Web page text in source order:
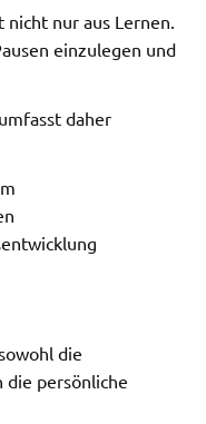
nur aus Lernen.
einzulegen und
daher
die
die persönliche